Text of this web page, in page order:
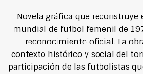
Novela gráfica que reconstruye
mundial de futbol femenil de
reconocimiento oficial. La
contexto histórico y social del
participación de las futbolistas